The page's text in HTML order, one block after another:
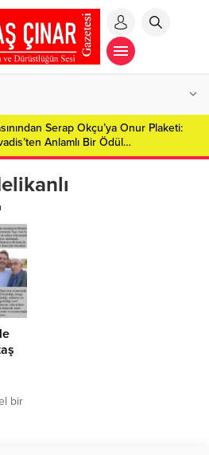
Serap Okçu’ya Onur Plaketi:
Anlamlı Bir Ödül…
bir